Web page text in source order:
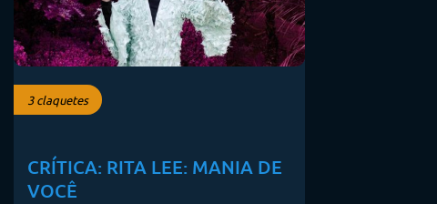
3 claquetes
CRÍTICA: RITA LEE: MANIA DE
VOCÊ